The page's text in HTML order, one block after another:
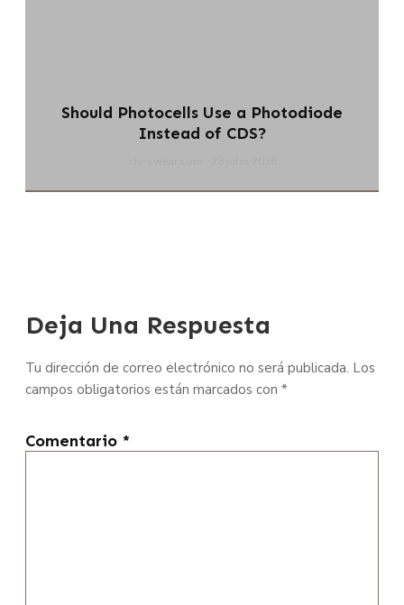
Should Photocells Use a Photodiode
Instead of CDS?
Deja Una Respuesta
Tu dirección de correo electrónico no será publicada. Los
campos obligatorios están marcados con *
Comentario *